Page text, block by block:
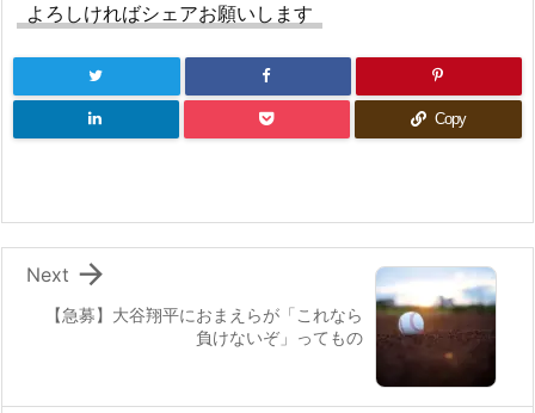
よろしければシェアお願いします
Copy
【急募】大谷翔平におまえらが「これなら
負けないぞ」ってもの

Next